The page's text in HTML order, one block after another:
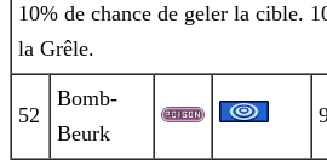
10% de chance de geler la cible.
la Grêle.
52
Bomb-
Beurk